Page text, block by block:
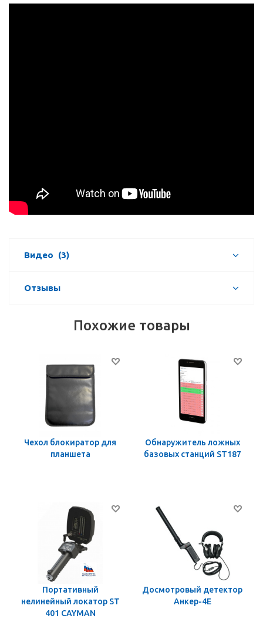
Видео (3)
Отзывы
Похожие товары
Чехол блокиратор для
планшета
Обнаружитель ложных
базовых станций ST187
Портативный
нелинейный локатор ST
401 CAYMAN
Досмотровый детектор
Анкер-4Е